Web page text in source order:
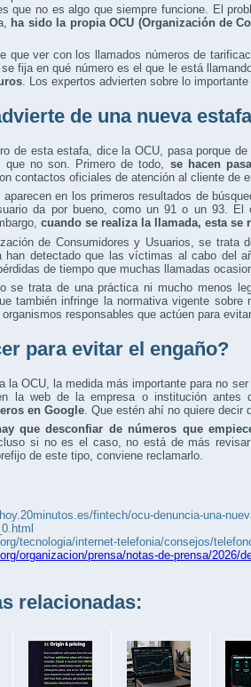
que no es algo que siempre funcione. El
ha sido la propia OCU (Organización de
que ver con los llamados números de
fija en qué número es el que le está
. Los expertos advierten sobre lo
de una nueva estafa
de esta estafa, dice la OCU, pasa porque
que no son. Primero de todo, se hacen
contactos oficiales de atención al cliente de
aparecen en los primeros resultados de
da por bueno, como un 91 o un 93.
cuando se realiza la llamada, esta se
de Consumidores y Usuarios, se trata
han detectado que las víctimas al cabo del
de tiempo que muchas llamadas
se trata de una práctica ni mucho menos
también infringe la normativa vigente
organismos responsables que actúen para
para evitar el engaño?
la OCU, la medida más importante para no
la web de la empresa o institución antes
en Google . Que estén ahí no quiere
que desconfiar de números que
si no es el caso, no está de más
de este tipo, conviene reclamarlo.
fintech/ocu-denuncia-una-
tecnologia/internet-telefonia/consejos/
organizacion/prensa/notas-de-prensa/2026/
relacionadas: